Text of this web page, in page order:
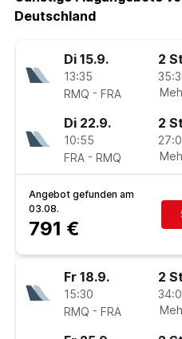
Deutschland
Di 15.9.
13:35
RMQ - FRA
2
Di 22.9.
10:55
FRA - RMQ
2
Angebot gefunden am
03.08.
791 €
Fr 18.9.
15:30
RMQ - FRA
2